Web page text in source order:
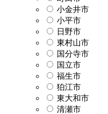
小金井市
小平市
日野市
東村山市
国分寺市
国立市
福生市
狛江市
東大和市
清瀬市